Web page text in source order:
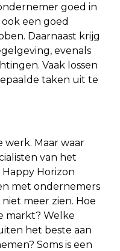
goed in
een goed
Daarnaast krijg
evenals
Vaak lossen
taken uit te
werk. Maar waar
van het
Horizon
met ondernemers
meer zien. Hoe
markt? Welke
het beste aan
Soms is een